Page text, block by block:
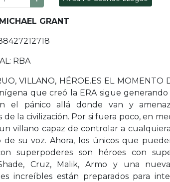
GRANT
RBA
VILLANO, HÉROE.ES EL MOMENTO
que creó la ERA sigue
el pánico allá donde van y
de la civilización. Por si fuera poco, en
villano capaz de controlar a
de su voz. Ahora, los únicos que
superpoderes son héroes con
Cruz, Malik, Armo y una
increíbles están preparados para